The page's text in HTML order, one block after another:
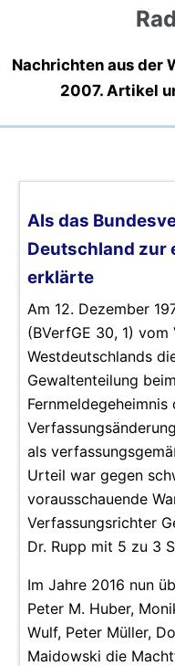
Nachrichten aus der
2007. Artikel
Als das
Deutschland zur
erklärte
Am 12. Dezember
(BVerfGE 30, 1)
Westdeutschlands
Gewaltenteilung
Fernmeldegeheimnis
als
Urteil war gegen
vorausschauende
Verfassungsrichter
Dr. Rupp mit 5 zu 3
Im Jahre 2016 nun
Peter M. Huber,
Wulf, Peter Müller,
Maidowski die